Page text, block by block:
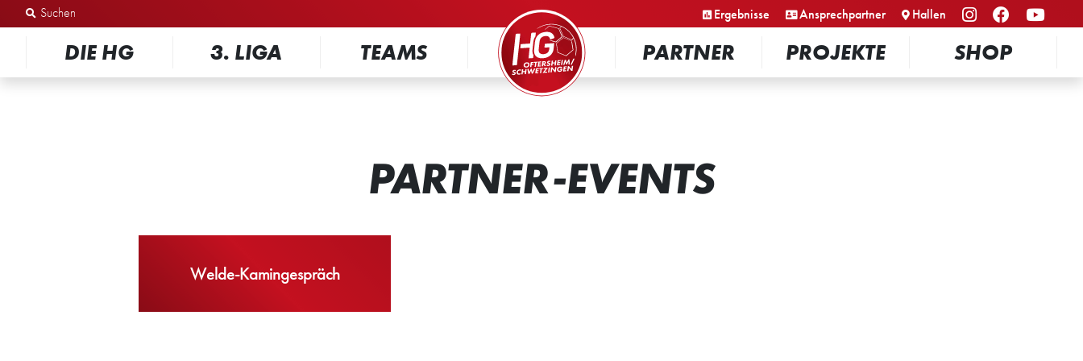
Zum Inhalt springen Ergebnisse Ansprechpartner Hallen
DIE HG 3. LIGA TEAMS
PARTNER
PROJEKTE SHOP
PARTNER-EVENTS
Welde-Kamingespräch